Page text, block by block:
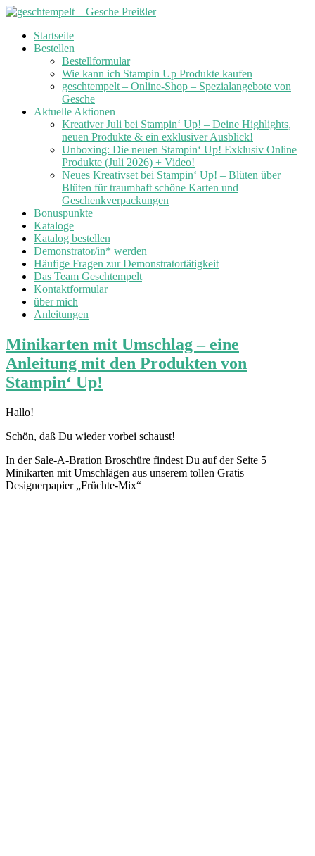
Skip
Startseite
Bestellen
Bestellformular
Wie kann ich Stampin Up Produkte kaufen
geschtempelt – Online-Shop – Spezialangebote von
Gesche
Aktuelle Aktionen
Kreativer Juli bei Stampin‘ Up! – Deine Highlights,
neuen Produkte & ein exklusiver Ausblick!
Unboxing: Die neuen Stampin‘ Up! Exklusiv Online
Produkte (Juli 2026) + Video!
Neues Kreativset bei Stampin‘ Up! – Blüten über
Blüten für traumhaft schöne Karten und
Geschenkverpackungen
Bonuspunkte
Kataloge
Katalog bestellen
Demonstrator/in* werden
Häufige Fragen zur Demonstratortätigkeit
Das Team Geschtempelt
Kontaktformular
über mich
Anleitungen
Minikarten mit Umschlag – eine
Anleitung mit den Produkten von
Stampin‘ Up!
Hallo!
Schön, daß Du wieder vorbei schaust!
In der Sale-A-Bration Broschüre findest Du auf der Seite 5
Minikarten mit Umschlägen aus unserem tollen Gratis
Designerpapier „Früchte-Mix“